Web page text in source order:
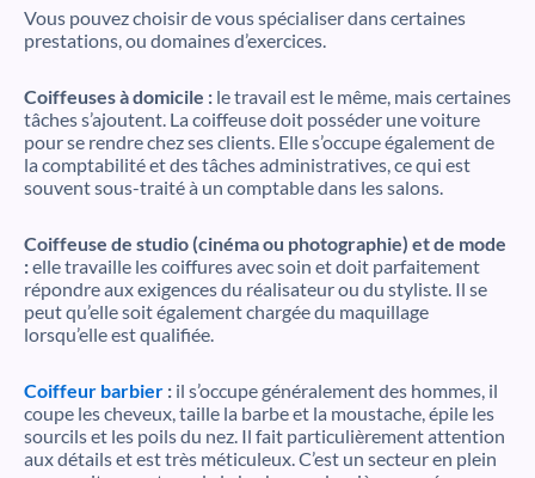
Vous pouvez choisir de vous spécialiser dans certaines
prestations, ou domaines d’exercices.
Coiffeuses à domicile : le travail est le même, mais certaines
tâches s’ajoutent. La coiffeuse doit posséder une voiture
pour se rendre chez ses clients. Elle s’occupe également de
la comptabilité et des tâches administratives, ce qui est
souvent sous-traité à un comptable dans les salons.
Coiffeuse de studio (cinéma ou photographie) et de mode
:elle travaille les coiffures avec soin et doit parfaitement
répondre aux exigences du réalisateur ou du styliste. Il se
peut qu’elle soit également chargée du maquillage
lorsqu’elle est qualifiée.
Coiffeur barbier : il s’occupe généralement des hommes, il
coupe les cheveux, taille la barbe et la moustache, épile les
sourcils et les poils du nez. Il fait particulièrement attention
aux détails et est très méticuleux. C’est un secteur en plein